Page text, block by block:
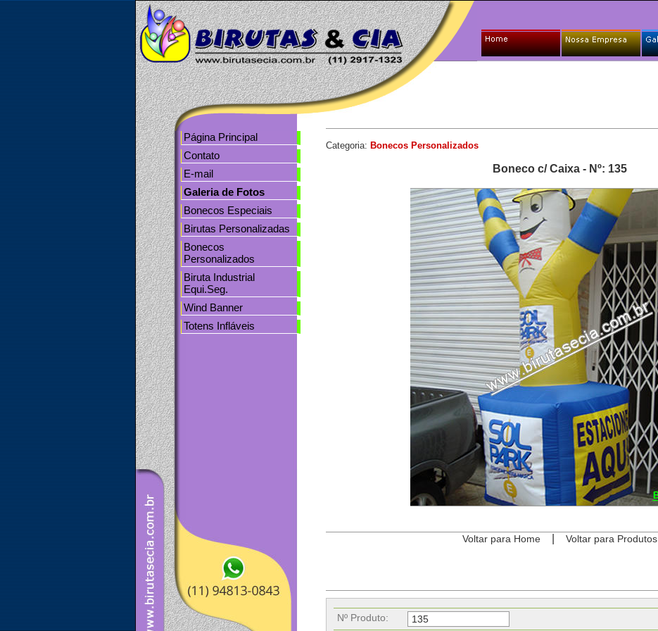
Página Principal
Contato
E-mail
Galeria de Fotos
Bonecos Especiais
Birutas Personalizadas
Bonecos
Personalizados
Biruta Industrial
Equi.Seg.
Wind Banner
Totens Infláveis
Contato
Categoria: Bonecos Personalizados
Boneco c/ Caixa - Nº: 135
Voltar para Home| Voltar para Produtos
Nº Produto: